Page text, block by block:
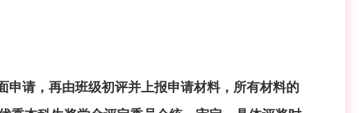
请，再由班级初评并上报申请材料，所有材料的